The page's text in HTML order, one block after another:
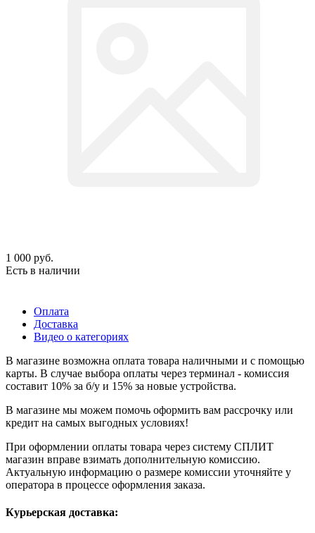
1 000 руб.
Есть в наличии
Оплата
Доставка
Видео о категориях
В магазине возможна оплата товара наличными и с помощью
карты. В случае выбора оплаты через терминал - комиссия
составит 10% за б/у и 15% за новые устройства.
В магазине мы можем помочь оформить вам рассрочку или
кредит на самых выгодных условиях!
При оформлении оплаты товара через систему СПЛИТ
магазин вправе взимать дополнительную комиссию.
Актуальную информацию о размере комиссии уточняйте у
оператора в процессе оформления заказа.
Курьерская доставка: